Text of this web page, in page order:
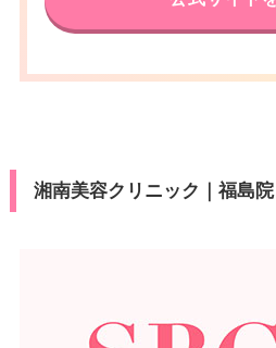
湘南美容クリニック｜福島